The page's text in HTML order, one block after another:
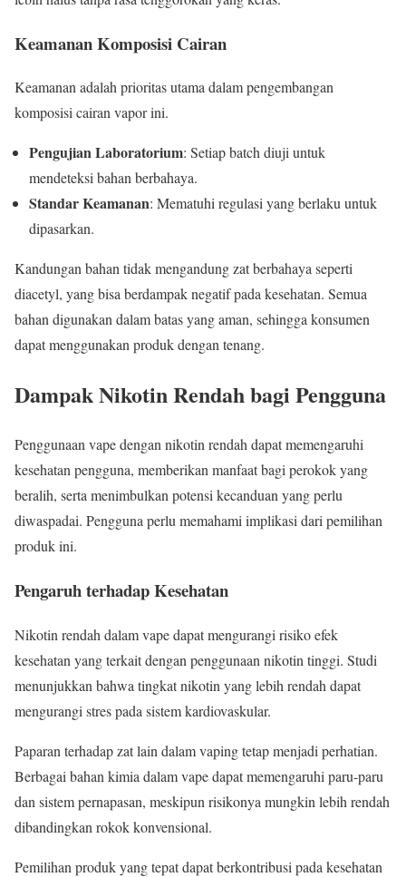
Keamanan Komposisi Cairan
Keamanan adalah prioritas utama dalam pengembangan
komposisi cairan vapor ini.
Pengujian Laboratorium: Setiap batch diuji untuk
mendeteksi bahan berbahaya.
Standar Keamanan: Mematuhi regulasi yang berlaku untuk
dipasarkan.
Kandungan bahan tidak mengandung zat berbahaya seperti
diacetyl, yang bisa berdampak negatif pada kesehatan. Semua
bahan digunakan dalam batas yang aman, sehingga konsumen
dapat menggunakan produk dengan tenang.
Dampak Nikotin Rendah bagi Pengguna
Penggunaan vape dengan nikotin rendah dapat memengaruhi
kesehatan pengguna, memberikan manfaat bagi perokok yang
beralih, serta menimbulkan potensi kecanduan yang perlu
diwaspadai. Pengguna perlu memahami implikasi dari pemilihan
produk ini.
Pengaruh terhadap Kesehatan
Nikotin rendah dalam vape dapat mengurangi risiko efek
kesehatan yang terkait dengan penggunaan nikotin tinggi. Studi
menunjukkan bahwa tingkat nikotin yang lebih rendah dapat
mengurangi stres pada sistem kardiovaskular.
Paparan terhadap zat lain dalam vaping tetap menjadi perhatian.
Berbagai bahan kimia dalam vape dapat memengaruhi paru-paru
dan sistem pernapasan, meskipun risikonya mungkin lebih rendah
dibandingkan rokok konvensional.
Pemilihan produk yang tepat dapat berkontribusi pada kesehatan